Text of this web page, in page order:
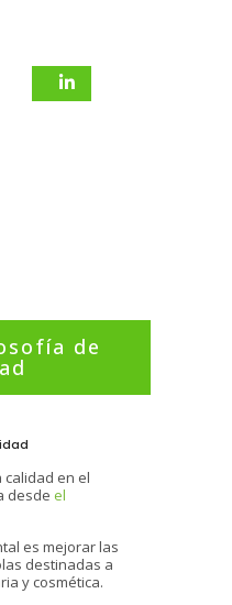
de
In
en el
desde el
es mejorar las
destinadas a
y cosmética.